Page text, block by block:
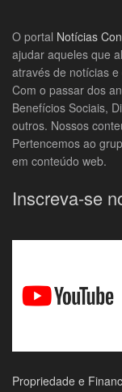
O portal Notícias
ajudar aqueles que
através de notícias
Com o passar dos
Benefícios Sociais,
outros. Nossos
Pertencemos ao
em conteúdo web.
Inscreva-se
Propriedade e